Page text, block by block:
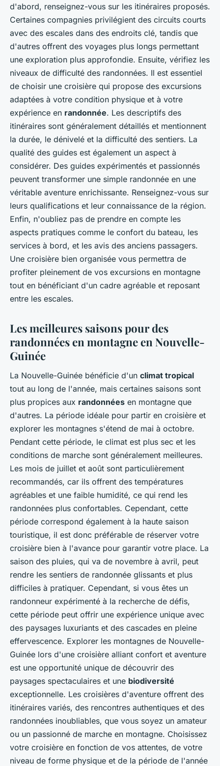
d'abord, renseignez-vous sur les itinéraires proposés.
Certaines compagnies privilégient des circuits courts
avec des escales dans des endroits clé, tandis que
d'autres offrent des voyages plus longs permettant
une exploration plus approfondie. Ensuite, vérifiez les
niveaux de difficulté des randonnées. Il est essentiel
de choisir une croisière qui propose des excursions
adaptées à votre condition physique et à votre
expérience en randonnée. Les descriptifs des
itinéraires sont généralement détaillés et mentionnent
la durée, le dénivelé et la difficulté des sentiers. La
qualité des guides est également un aspect à
considérer. Des guides expérimentés et passionnés
peuvent transformer une simple randonnée en une
véritable aventure enrichissante. Renseignez-vous sur
leurs qualifications et leur connaissance de la région.
Enfin, n'oubliez pas de prendre en compte les
aspects pratiques comme le confort du bateau, les
services à bord, et les avis des anciens passagers.
Une croisière bien organisée vous permettra de
profiter pleinement de vos excursions en montagne
tout en bénéficiant d'un cadre agréable et reposant
entre les escales.
Les meilleures saisons pour des
randonnées en montagne en Nouvelle-
Guinée
La Nouvelle-Guinée bénéficie d'un climat tropical
tout au long de l'année, mais certaines saisons sont
plus propices aux randonnées en montagne que
d'autres. La période idéale pour partir en croisière et
explorer les montagnes s'étend de mai à octobre.
Pendant cette période, le climat est plus sec et les
conditions de marche sont généralement meilleures.
Les mois de juillet et août sont particulièrement
recommandés, car ils offrent des températures
agréables et une faible humidité, ce qui rend les
randonnées plus confortables. Cependant, cette
période correspond également à la haute saison
touristique, il est donc préférable de réserver votre
croisière bien à l'avance pour garantir votre place. La
saison des pluies, qui va de novembre à avril, peut
rendre les sentiers de randonnée glissants et plus
difficiles à pratiquer. Cependant, si vous êtes un
randonneur expérimenté à la recherche de défis,
cette période peut offrir une expérience unique avec
des paysages luxuriants et des cascades en pleine
effervescence. Explorer les montagnes de Nouvelle-
Guinée lors d'une croisière alliant confort et aventure
est une opportunité unique de découvrir des
paysages spectaculaires et une biodiversité
exceptionnelle. Les croisières d'aventure offrent des
itinéraires variés, des rencontres authentiques et des
randonnées inoubliables, que vous soyez un amateur
ou un passionné de marche en montagne. Choisissez
votre croisière en fonction de vos attentes, de votre
niveau de forme physique et de la période de l'année